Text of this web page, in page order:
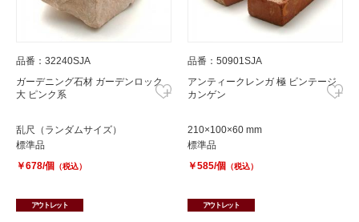
品番：32240SJA
ガーデニング石材 ガーデンロック
大 ピンク系
乱尺（ランダムサイズ）
標準品
￥678/個 （税込）
アウトレット
品番：50901SJA
アンティークレンガ 極 ビンテージ
カンゲン
210×100×60 mm
標準品
￥585/個 （税込）
アウトレット